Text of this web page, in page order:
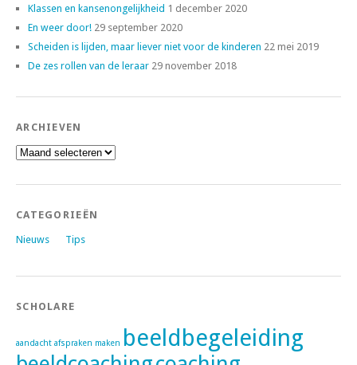
Klassen en kansenongelijkheid 1 december 2020
En weer door! 29 september 2020
Scheiden is lijden, maar liever niet voor de kinderen 22 mei 2019
De zes rollen van de leraar 29 november 2018
ARCHIEVEN
Archieven
CATEGORIEËN
Nieuws Tips
SCHOLARE
aandacht afspraken maken beeldbegeleiding